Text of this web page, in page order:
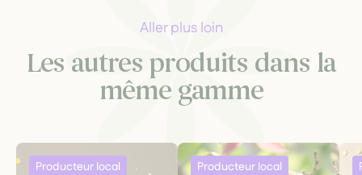
Aller plus loin
Les autres produits dans la
même gamme